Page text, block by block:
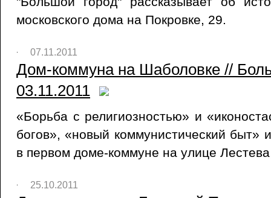
московского дома на Покровке, 29.
07.11.2011
Дом-коммуна на Шаболовке //
03.11.2011
«Борьба с религиозностью» и
богов», «новый коммунистический быт»
в первом доме-коммуне на улице
25.10.2011